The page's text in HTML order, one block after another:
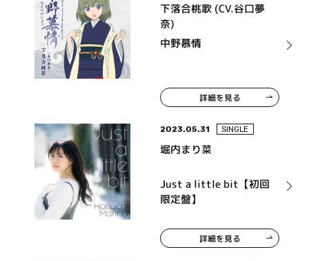
下落合桃歌 (CV.谷口夢
奈)
中野慕情
詳細を見る
2023.05.31 SINGLE
堀内まり菜
Just a little bit【初回
限定盤】
詳細を見る